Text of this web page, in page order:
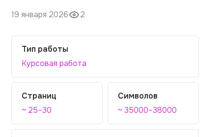
Вопросы и ответы
19 января 2026 2
Тип работы
Курсовая работа
Страниц
~ 25–30
Символов
~ 35000–38000